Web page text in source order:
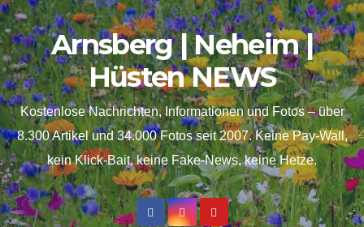
springen
Skip
to
content
Arnsberg | Neheim |
Hüsten NEWS
Kostenlose Nachrichten, Informationen und Fotos – über
8.300 Artikel und 34.000 Fotos seit 2007. Keine Pay-Wall,
kein Klick-Bait, keine Fake-News, keine Hetze.